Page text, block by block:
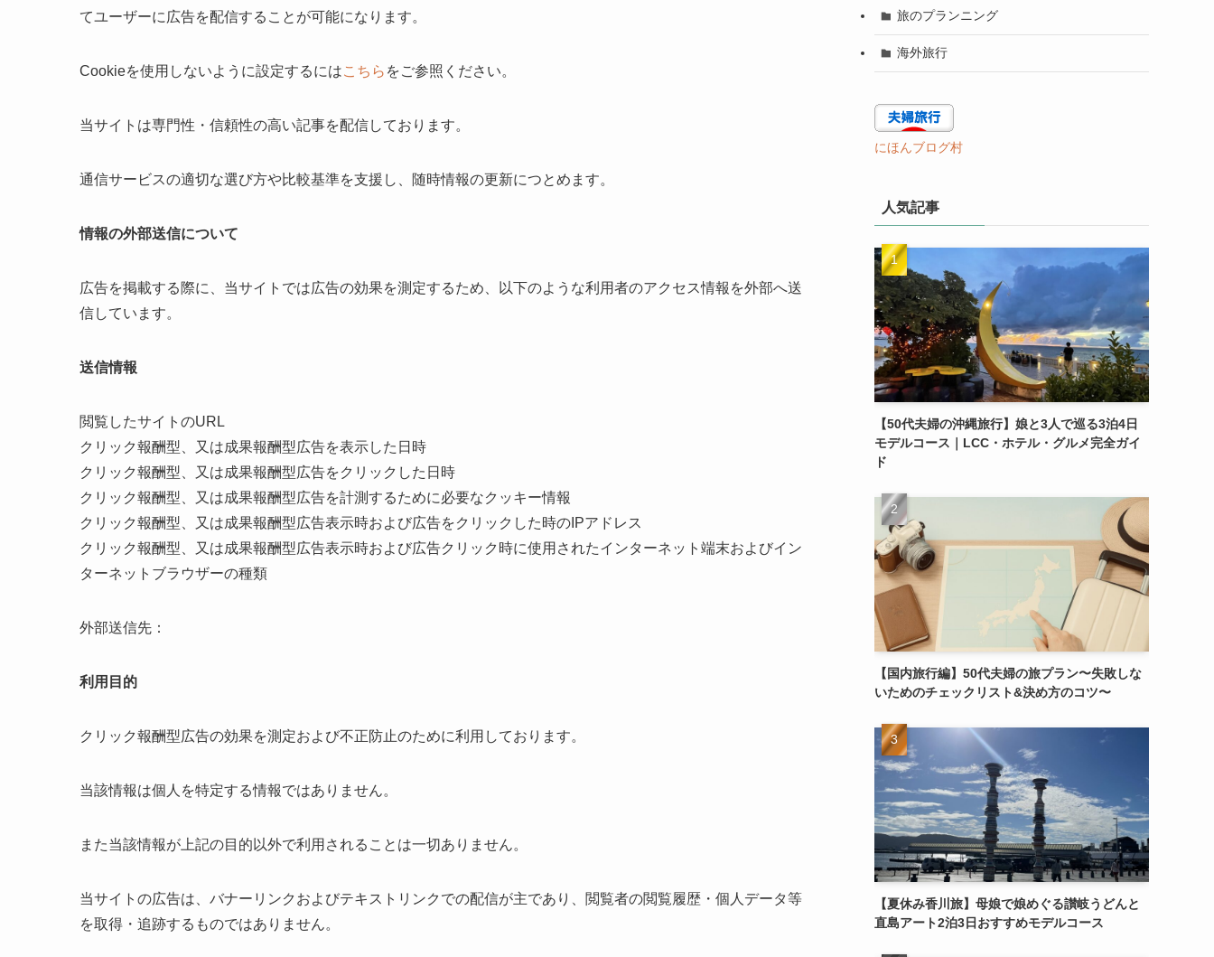
てユーザーに広告を配信することが可能になります。
Cookieを使用しないように設定するにはこちら をご参照ください。
当サイトは専門性・信頼性の高い記事を配信しております。
通信サービスの適切な選び方や比較基準を支援し、随時情報の更新につとめます。
情報の外部送信について
広告を掲載する際に、当サイトでは広告の効果を測定するため、以下のような利用者のアクセス情報を外部へ送
信しています。
送信情報
閲覧したサイトのURL
クリック報酬型、又は成果報酬型広告を表示した日時
クリック報酬型、又は成果報酬型広告をクリックした日時
クリック報酬型、又は成果報酬型広告を計測するために必要なクッキー情報
クリック報酬型、又は成果報酬型広告表示時および広告をクリックした時のIPアドレス
クリック報酬型、又は成果報酬型広告表示時および広告クリック時に使用されたインターネット端末およびイン
ターネットブラウザーの種類
外部送信先：
利用目的
クリック報酬型広告の効果を測定および不正防止のために利用しております。
当該情報は個人を特定する情報ではありません。
また当該情報が上記の目的以外で利用されることは一切ありません。
当サイトの広告は、バナーリンクおよびテキストリンクでの配信が主であり、閲覧者の閲覧履歴・個人データ等
を取得・追跡するものではありません。
旅のプランニング
海外旅行
にほんブログ村
人気記事
【50代夫婦の沖縄旅行】娘と3人で巡る3泊4日
モデルコース｜LCC・ホテル・グルメ完全ガイ
ド
【国内旅行編】50代夫婦の旅プラン〜失敗しな
いためのチェックリスト&決め方のコツ〜
【夏休み香川旅】母娘で娘めぐる讃岐うどんと
直島アート2泊3日おすすめモデルコース